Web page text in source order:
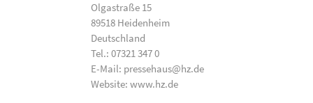
Olgastraße 15
89518 Heidenheim
Deutschland
Tel.: 07321 347 0
E-Mail: pressehaus@hz.de
Website: www.hz.de